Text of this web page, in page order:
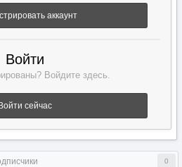
аккаунт
Войти
Войдите здесь.
сейчас
0